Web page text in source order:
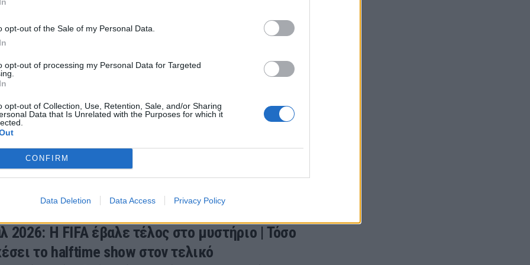
opt-out of the Sale of my Personal Data.
opt-out of processing my Personal Data for Targeted
opt-out of Collection, Use, Retention, Sale, and/or Sharing
Data that Is Unrelated with the Purposes for which it
CONFIRM
Data Deletion Data Access Privacy Policy
δυσκολίες της Αργεντινής στον τελικό του Μουντιάλ
12:59
αλλαγές των Μουντιάλ
μέχρι τον Γκέτσε. Αυτές είναι οι «χρυσές» αλλαγές
σε τελικό Παγκόσμιου Κυπέλλου.
2026: Η FIFA έβαλε τέλος στο μυστήριο | Τόσο
το halftime show στον τελικό